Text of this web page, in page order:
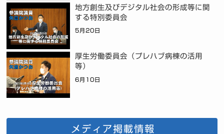
地方創生及びデジタル社会の形成等に関
する特別委員会
5月20日
厚生労働委員会（プレハブ病棟の活用
等）
6月10日
メディア掲載情報